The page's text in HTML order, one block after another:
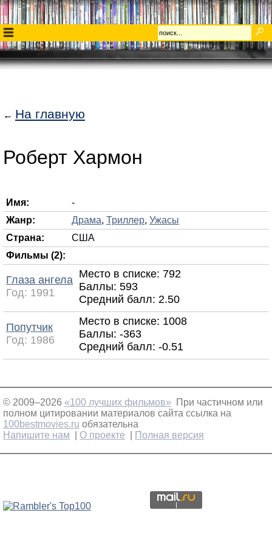
← На главную
Роберт Хармон
Имя:
-
Жанр:
Драма, Триллер, Ужасы
Страна:
США
Фильмы (2):
Глаза ангела
Год: 1991
Место в списке: 792
Баллы: 593
Средний балл: 2.50
Попутчик
Год: 1986
Место в списке: 1008
Баллы: -363
Средний балл: -0.51
© 2009–2026 «100 лучших фильмов» При частичном или
полном цитировании материалов сайта ссылка на
100bestmovies.ru обязательна
Напишите нам
О проекте Полная версия